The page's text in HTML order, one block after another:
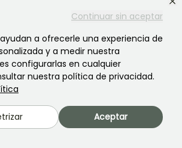
Continuar sin aceptar
a ofrecerle una experiencia de
y a medir nuestra
configurarlas en cualquier
nuestra política de privacidad.
Aceptar
y ofertas para disfrutar de tu
protegido por reCAPTCHA. Se aplican lapolítica de